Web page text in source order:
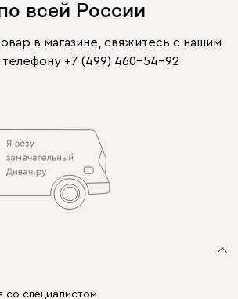
всей России
в магазине, свяжитесь с нашим
+7 (499) 460-54-92
со специалистом